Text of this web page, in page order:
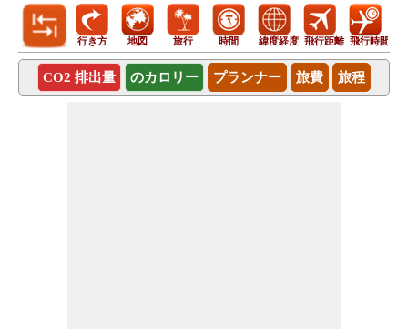
行き方 地図 旅行 時間 緯度経度 飛行距離 飛行時間
CO2 排出量 のカロリー プランナー 旅費 旅程